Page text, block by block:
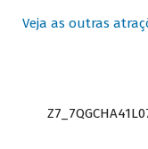
Veja as outras